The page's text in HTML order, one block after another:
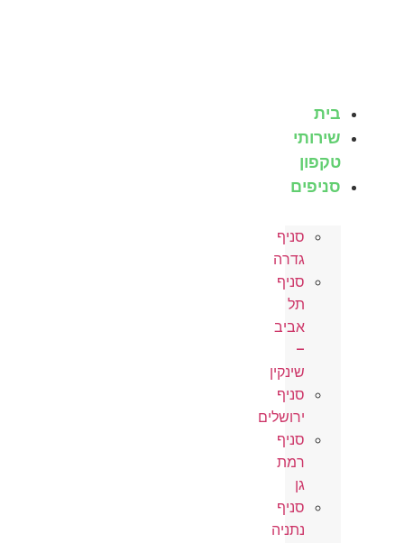
בית
שירותי
טקפון
סניפים
סניף
גדרה
סניף
תל
אביב
–
שינקין
סניף
ירושלים
סניף
רמת
גן
סניף
נתניה